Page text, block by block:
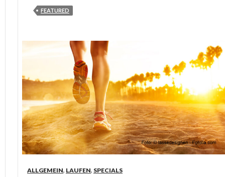
FEATURED
ALLGEMEIN, LAUFEN, SPECIALS